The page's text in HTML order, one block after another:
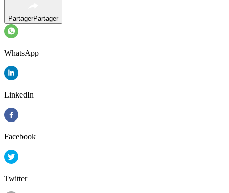
PartagerPartager
WhatsApp
LinkedIn
Facebook
Twitter